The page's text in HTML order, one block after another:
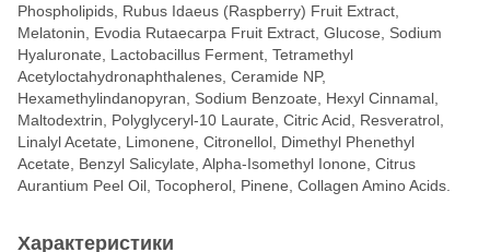
Phospholipids, Rubus Idaeus (Raspberry) Fruit Extract,
Melatonin, Evodia Rutaecarpa Fruit Extract, Glucose, Sodium
Hyaluronate, Lactobacillus Ferment, Tetramethyl
Acetyloctahydronaphthalenes, Ceramide NP,
Hexamethylindanopyran, Sodium Benzoate, Hexyl Cinnamal,
Maltodextrin, Polyglyceryl-10 Laurate, Citric Acid, Resveratrol,
Linalyl Acetate, Limonene, Citronellol, Dimethyl Phenethyl
Acetate, Benzyl Salicylate, Alpha-Isomethyl Ionone, Citrus
Aurantium Peel Oil, Tocopherol, Pinene, Collagen Amino Acids.
Характеристики